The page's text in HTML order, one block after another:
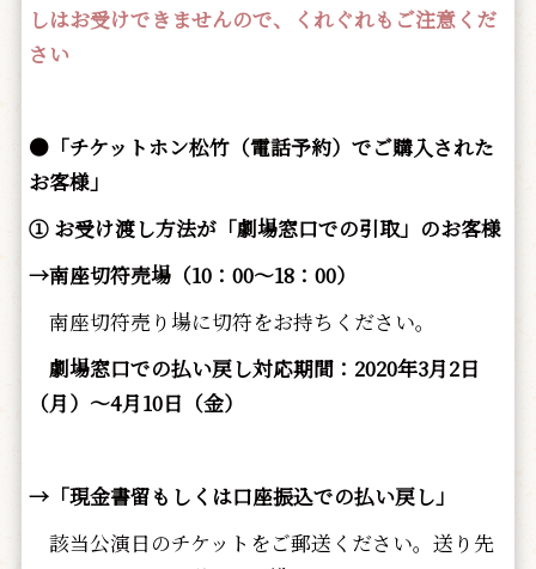
しはお受けできませんので、くれぐれもご注意くだ
さい
●「チケットホン松竹（電話予約）でご購入された
お客様」
① お受け渡し方法が「劇場窓口での引取」のお客様
→南座切符売場（10：00～18：00）
南座切符売り場に切符をお持ちください。
劇場窓口での払い戻し対応期間：2020年3月2日
（月）～4月10日（金）
→「現金書留もしくは口座振込での払い戻し」
該当公演日のチケットをご郵送ください。送り先